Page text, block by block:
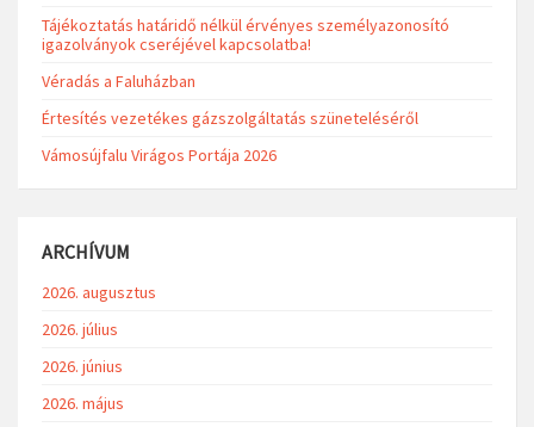
Tájékoztatás határidő nélkül érvényes személyazonosító
igazolványok cseréjével kapcsolatba!
Véradás a Faluházban
Értesítés vezetékes gázszolgáltatás szüneteléséről
Vámosújfalu Virágos Portája 2026
ARCHÍVUM
2026. augusztus
2026. július
2026. június
2026. május